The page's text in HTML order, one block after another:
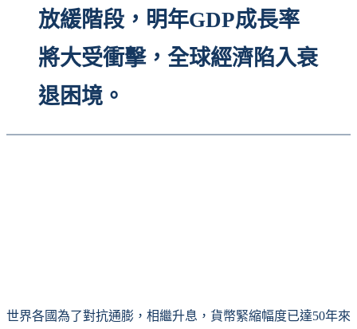
放緩階段，明年GDP成長率
將大受衝擊，全球經濟陷入衰
退困境。
世界各國為了對抗通膨，相繼升息，貨幣緊縮幅度已達50年來